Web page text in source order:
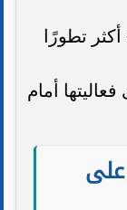
تطورًا
أمام